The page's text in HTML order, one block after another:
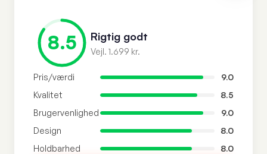
8.5 Rigtig godt
Vejl. 1.699 kr.
Pris/værdi
9.0
Kvalitet
8.5
Brugervenlighed
9.0
Design
8.0
Holdbarhed
8.0